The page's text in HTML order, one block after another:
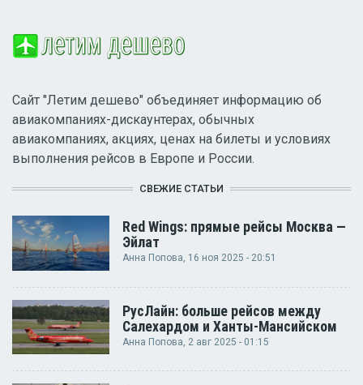
Сайт "Летим дешево" объединяет информацию об
авиакомпаниях-дискаунтерах, обычных
авиакомпаниях, акциях, ценах на билеты и условиях
выполнения рейсов в Европе и России.
СВЕЖИЕ СТАТЬИ
Red Wings: прямые рейсы Москва —
Эйлат
Анна Попова, 16 ноя 2025 - 20:51
РусЛайн: больше рейсов между
Салехардом и Ханты-Мансийском
Анна Попова , 2 авг 2025 - 01:15